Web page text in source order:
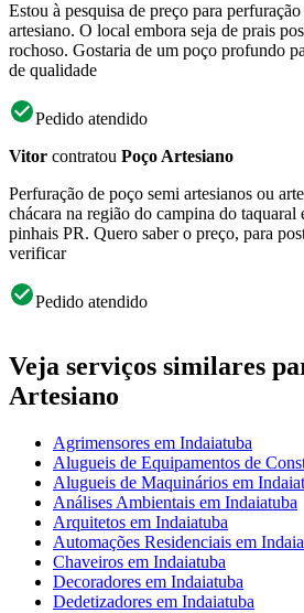
Estou à pesquisa de preço para
artesiano. O local embora seja de prais
rochoso. Gostaria de um poço profundo
de qualidade
Pedido atendido
Vitor contratou Poço Artesiano
Perfuração de poço semi artesianos ou
chácara na região do campina do taquaral
pinhais PR. Quero saber o preço, para
verificar
Pedido atendido
Veja serviços similares
Artesiano
Agrimensores em Indaiatuba
Alugueis de Equipamentos de
Alugueis de Maquinários em
Análises Ambientais em Indaiatuba
Arquitetos em Indaiatuba
Automações Residenciais em
Chaveiros em Indaiatuba
Decoradores em Indaiatuba
Dedetizadores em Indaiatuba